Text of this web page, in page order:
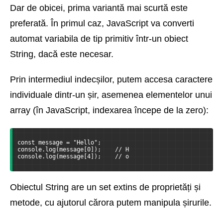
Dar de obicei, prima variantă mai scurtă este
preferată. În primul caz, JavaScript va converti
automat variabila de tip primitiv într-un obiect
String, dacă este necesar.
Prin intermediul indecșilor, putem accesa caractere
individuale dintr-un șir, asemenea elementelor unui
array (în JavaScript, indexarea începe de la zero):
const message = "Hello";
console.log(message[0]);    // H
console.log(message[4]);    // o
Obiectul String are un set extins de proprietăți și
metode, cu ajutorul cărora putem manipula șirurile.